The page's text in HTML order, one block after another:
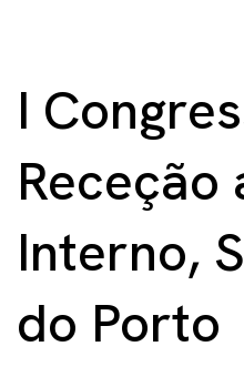
I
Receção
Interno,
do Porto